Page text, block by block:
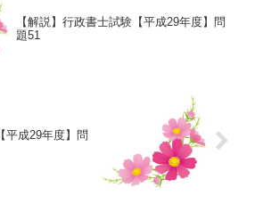
【解説】行政書士試験【平成29年度】問
題51
平成29年度】問